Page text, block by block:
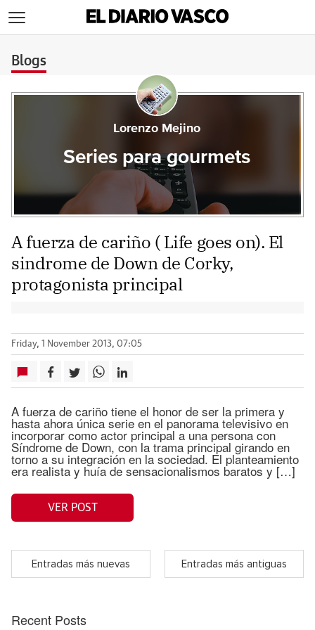
Blogs
Lorenzo Mejino
Series para gourmets
A fuerza de cariño ( Life goes on). El
sindrome de Down de Corky,
protagonista principal
Friday, 1 November 2013, 07:05
A fuerza de cariño tiene el honor de ser la primera y
hasta ahora única serie en el panorama televisivo en
incorporar como actor principal a una persona con
Síndrome de Down, con la trama principal girando en
torno a su integración en la sociedad. El planteamiento
era realista y huía de sensacionalismos baratos y […]
VER POST
Entradas más nuevas Entradas más antiguas
Recent Posts